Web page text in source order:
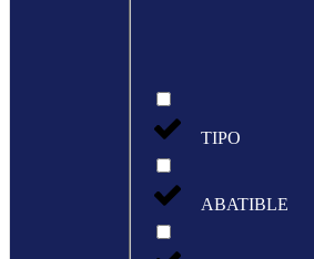
TIPO
ABATIBLE